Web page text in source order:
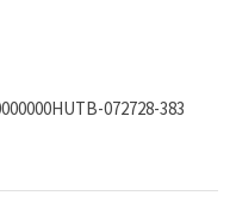
072728-383